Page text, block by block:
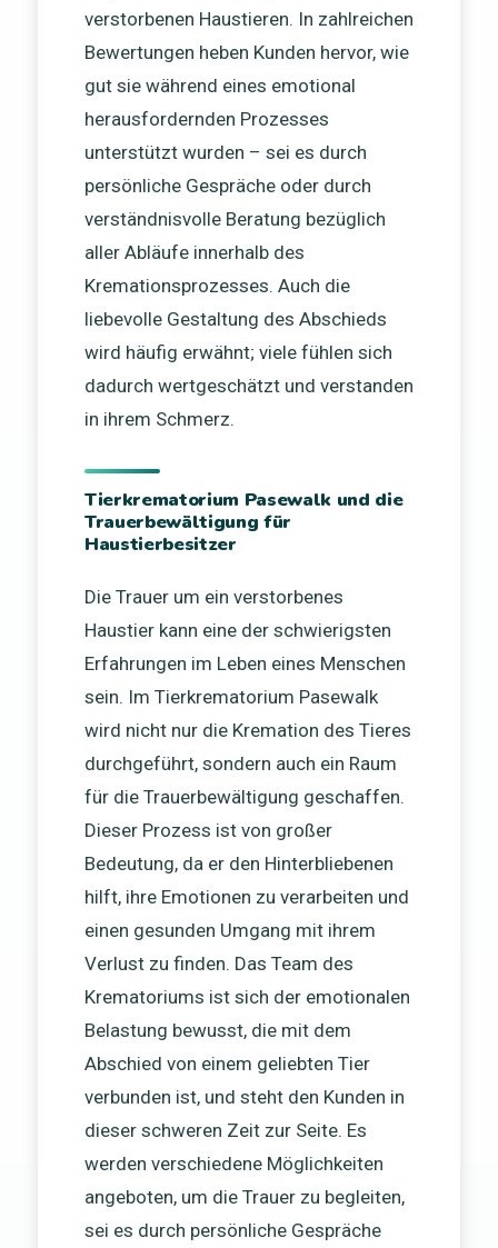
verstorbenen Haustieren. In zahlreichen
Bewertungen heben Kunden hervor, wie
gut sie während eines emotional
herausfordernden Prozesses
unterstützt wurden – sei es durch
persönliche Gespräche oder durch
verständnisvolle Beratung bezüglich
aller Abläufe innerhalb des
Kremationsprozesses. Auch die
liebevolle Gestaltung des Abschieds
wird häufig erwähnt; viele fühlen sich
dadurch wertgeschätzt und verstanden
in ihrem Schmerz.
Tierkrematorium Pasewalk und die
Trauerbewältigung für
Haustierbesitzer
Die Trauer um ein verstorbenes
Haustier kann eine der schwierigsten
Erfahrungen im Leben eines Menschen
sein. Im Tierkrematorium Pasewalk
wird nicht nur die Kremation des Tieres
durchgeführt, sondern auch ein Raum
für die Trauerbewältigung geschaffen.
Dieser Prozess ist von großer
Bedeutung, da er den Hinterbliebenen
hilft, ihre Emotionen zu verarbeiten und
einen gesunden Umgang mit ihrem
Verlust zu finden. Das Team des
Krematoriums ist sich der emotionalen
Belastung bewusst, die mit dem
Abschied von einem geliebten Tier
verbunden ist, und steht den Kunden in
dieser schweren Zeit zur Seite. Es
werden verschiedene Möglichkeiten
angeboten, um die Trauer zu begleiten,
sei es durch persönliche Gespräche